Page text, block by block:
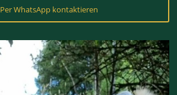
Per WhatsApp kontaktieren